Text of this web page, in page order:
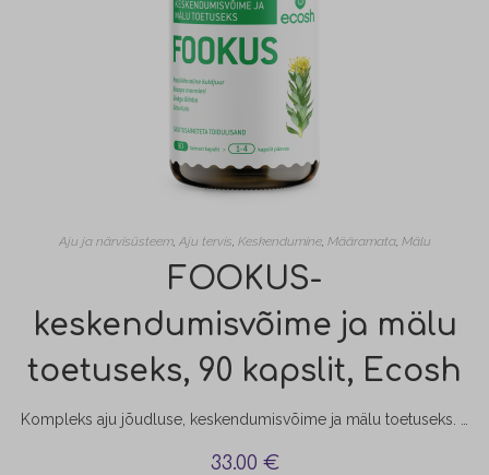
Aju ja närvisüsteem, Aju tervis, Keskendumine, Määramata, Mälu
FOOKUS-
keskendumisvõime ja mälu
toetuseks, 90 kapslit, Ecosh
33.00 €